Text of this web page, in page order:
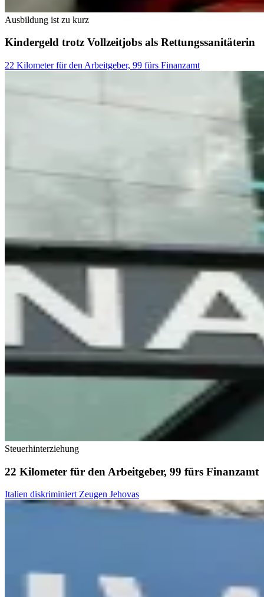
Ausbildung ist zu kurz
Kindergeld trotz Vollzeitjobs als Rettungssanitäterin
22 Kilometer für den Arbeitgeber, 99 fürs Finanzamt
Steuerhinterziehung
22 Kilometer für den Arbeitgeber, 99 fürs Finanzamt
Italien diskriminiert Zeugen Jehovas